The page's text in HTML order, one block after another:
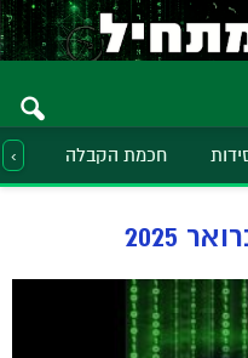
חכמת הקבלה ‹